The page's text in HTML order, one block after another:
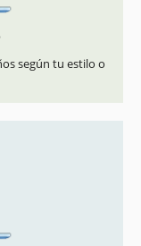
según tu estilo o